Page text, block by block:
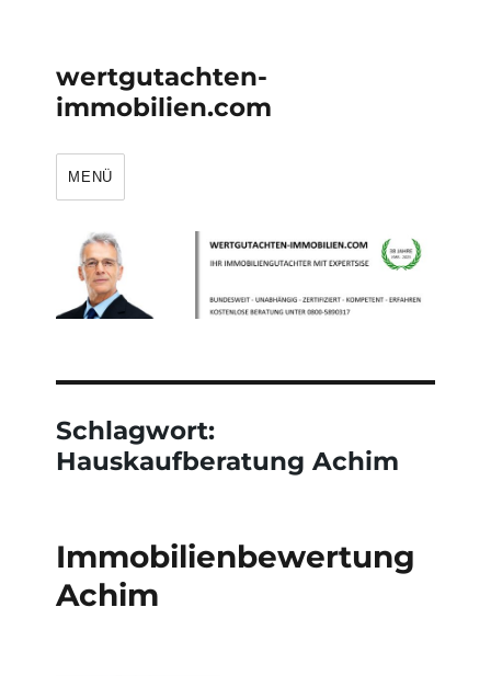
wertgutachten-
immobilien.com
MENÜ
Schlagwort:
Hauskaufberatung Achim
Immobilienbewertung
Achim